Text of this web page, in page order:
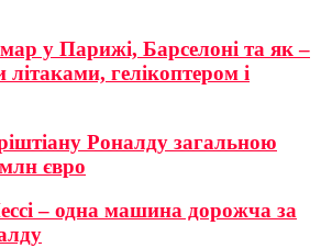
у Парижі, Барселоні та як –
літаками, гелікоптером і
Роналду загальною
євро
– одна машина дорожча за